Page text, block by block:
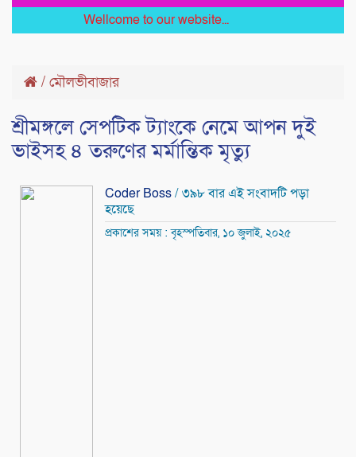
Wellcome to our website...
/ মৌলভীবাজার
শ্রীমঙ্গলে সেপটিক ট্যাংকে নেমে আপন দুই
ভাইসহ ৪ তরুণের মর্মান্তিক মৃত্যু
Coder Boss/ ৩৯৮ বার এই সংবাদটি পড়া
হয়েছে
প্রকাশের সময় : বৃহস্পতিবার, ১০ জুলাই, ২০২৫